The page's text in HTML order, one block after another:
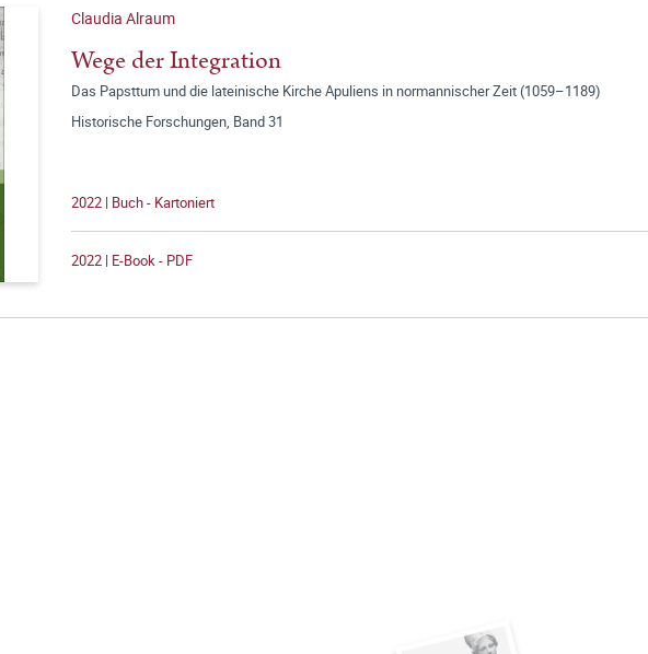
Claudia Alraum
Wege der Integration
Das Papsttum und die lateinische Kirche Apuliens in normannischer Zeit (1059–1189)
Historische Forschungen, Band 31
2022 | Buch - Kartoniert
2022 | E-Book - PDF